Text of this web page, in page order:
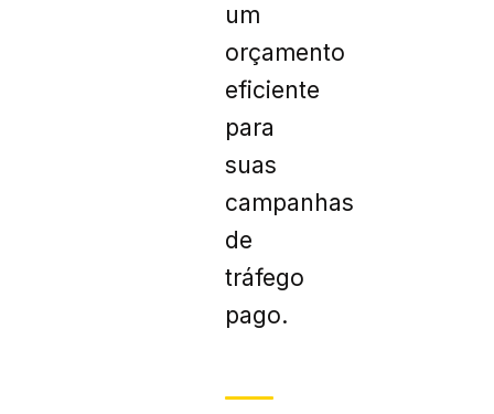
um
orçamento
eficiente
para
suas
campanhas
de
tráfego
pago.